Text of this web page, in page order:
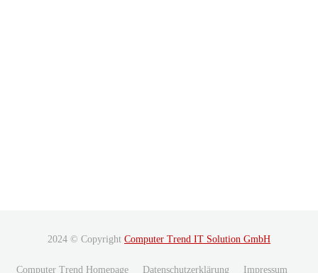
2024 © Copyright Computer Trend IT Solution GmbH
Computer Trend Homepage Datenschutzerklärung Impressum